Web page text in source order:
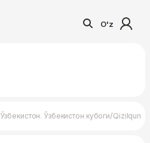
O'z
Ўзбекистон. Ўзбекистон кубоги/Qizilqum